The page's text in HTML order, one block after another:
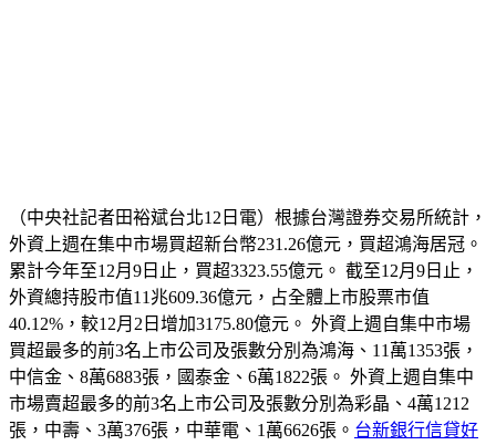
（中央社記者田裕斌台北12日電）根據台灣證券交易所統計，
外資上週在集中市場買超新台幣231.26億元，買超鴻海居冠。
累計今年至12月9日止，買超3323.55億元。 截至12月9日止，
外資總持股市值11兆609.36億元，占全體上市股票市值
40.12%，較12月2日增加3175.80億元。 外資上週自集中市場
買超最多的前3名上市公司及張數分別為鴻海、11萬1353張，
中信金、8萬6883張，國泰金、6萬1822張。 外資上週自集中
市場賣超最多的前3名上市公司及張數分別為彩晶、4萬1212
張，中壽、3萬376張，中華電、1萬6626張。 台新銀行信貸好